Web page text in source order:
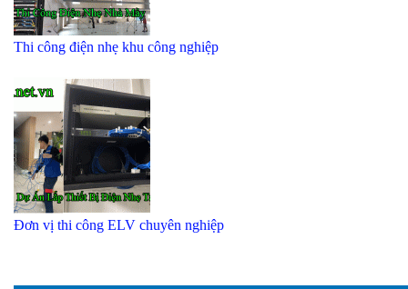
Thi công điện nhẹ khu công nghiệp
Đơn vị thi công ELV chuyên nghiệp